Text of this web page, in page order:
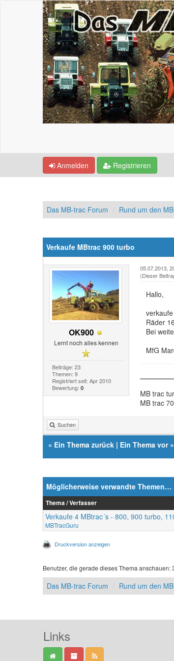
Anmelden Registrieren
Das MB-trac Forum Rund um den
Verkaufe MBtrac 900 turbo
OK900
Lernt noch alles kennen
Beiträge: 23
Themen: 9
Registriert seit: Apr 2010
Bewertung: 0
05.07.2013,
(Dieser
Hallo,
Räder
Bei
MfG
MB trac
MB trac
Suchen
« Ein Thema zurück | Ein Thema vor»
Möglicherweise verwandte Themen…
Thema / Verfasser
Verkaufe 4 MBtrac´s - 800, 900 turbo,
MBTracGuru
Druckversion anzeigen
Benutzer, die gerade dieses Thema anschauen:
Das MB-trac Forum Rund um den
Links